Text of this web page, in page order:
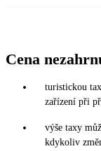
Cena
turistickou
zařízení při
výše taxy
kdykoliv